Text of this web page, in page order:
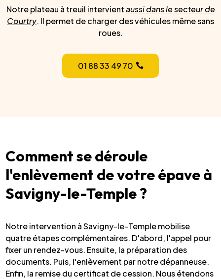
Notre plateau à treuil intervientaussi dans le secteur de
Courtry. Il permet de charger des véhicules même sans
roues.
01 88 33 49 70
Comment se déroule
l'enlèvement de votre épave à
Savigny-le-Temple ?
Notre intervention à Savigny-le-Temple mobilise
quatre étapes complémentaires. D'abord, l'appel pour
fixer un rendez-vous. Ensuite, la préparation des
documents. Puis, l'enlèvement par notre dépanneuse.
Enfin, la remise du certificat de cession. Nous étendons